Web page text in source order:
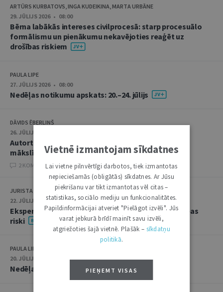
ARTŪRS KURBATOVS, INGA KUDEIKINA, MARTA URBĀNE
29. JŪLIJS 2026 • 08:00
Bērna labākās intereses civilprocesā: starp procesuālo
formālismu un pienākumu nekavējoties reaģēt uz
drošības riskiem
PAULA LIPE
27. JŪLIJS 2026 • 08:00
Nedēļas notikumu apskats: 20.–24. jūlijs
DĀVIDS ĒBERLIŅŠ
26. JŪLIJS 2026 • 08:00
Autortiesību subjekta un objekta juridiskie aspekti
mākslīgā intelekta kontekstā
2 KOMENTĀRI
JURISTA VĀRDS
22. JŪLIJS 2026 • 14:00
Ekspertu saruna jūlijā: krimināltiesības un būvniecības
riski
PAULA LIPE
20. JŪLIJS 2026 • 16:05
Nedēļas notikumu apskats: 13.–17. jūlijs
Vietnē izmantojam sīkdatnes
Lai vietne pilnvērtīgi darbotos, tiek izmantotas
nepieciešamās (obligātās) sīkdatnes. Ar Jūsu
piekrišanu var tikt izmantotas vēl citas –
statistikas, sociālo mediju un funkcionalitātes.
Papildinformācijai atveriet "Pielāgot izvēli". Jūs
varat jebkurā brīdī mainīt savu izvēli,
atgriežoties šajā vietnē. Plašāk – sīkdatņu
politikā.
PIEŅEMT VISAS